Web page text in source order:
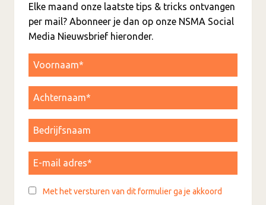
Elke maand onze laatste tips & tricks ontvangen
per mail? Abonneer je dan op onze NSMA Social
Media Nieuwsbrief hieronder.
Met het versturen van dit formulier ga je akkoord